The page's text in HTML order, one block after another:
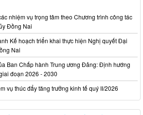
nhiệm vụ trọng tâm theo Chương trình công tác
Đồng Nai
Kế hoạch triển khai thực hiện Nghị quyết Đại
Nai
Ban Chấp hành Trung ương Đảng: Định hướng
đoạn 2026 - 2030
vụ thúc đẩy tăng trưởng kinh tế quý II/2026